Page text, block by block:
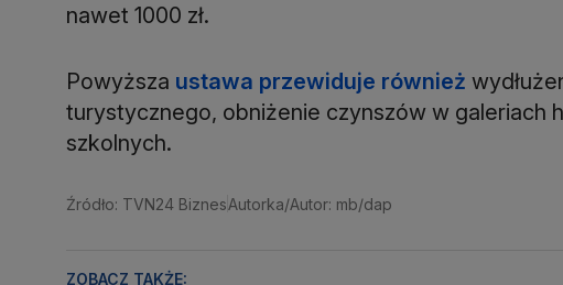
nawet 1000 zł.
Powyższa ustawa przewiduje również
turystycznego, obniżenie czynszów w galeriach
szkolnych.
Źródło: TVN24 BiznesAutorka/Autor: mb/dap
ZOBACZ TAKŻE: